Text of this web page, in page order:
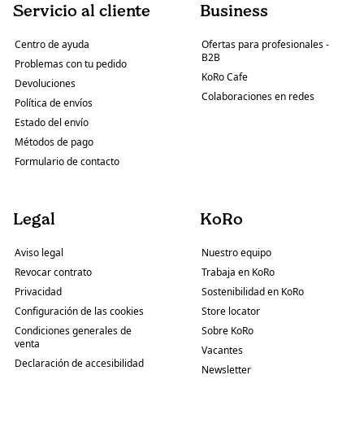
Servicio al cliente
Centro de ayuda
Problemas con tu pedido
Devoluciones
Política de envíos
Estado del envío
Métodos de pago
Formulario de contacto
Business
Ofertas para profesionales -
B2B
KoRo Cafe
Colaboraciones en redes
Legal
Aviso legal
Revocar contrato
Privacidad
Configuración de las cookies
Condiciones generales de
venta
Declaración de accesibilidad
KoRo
Nuestro equipo
Trabaja en KoRo
Sostenibilidad en KoRo
Store locator
Sobre KoRo
Vacantes
Newsletter